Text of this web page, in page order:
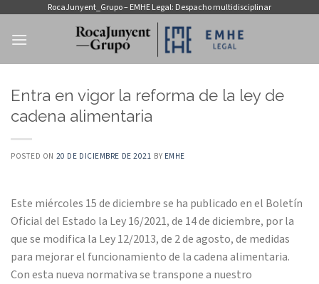
contenido
RocaJunyent_Grupo – EMHE Legal: Despacho multidisciplinar
Entra en vigor la reforma de la ley de
cadena alimentaria
POSTED ON 20 DE DICIEMBRE DE 2021 BY EMHE
Este miércoles 15 de diciembre se ha publicado en el Boletín
Oficial del Estado la Ley 16/2021, de 14 de diciembre, por la
que se modifica la Ley 12/2013, de 2 de agosto, de medidas
para mejorar el funcionamiento de la cadena alimentaria.
Con esta nueva normativa se transpone a nuestro